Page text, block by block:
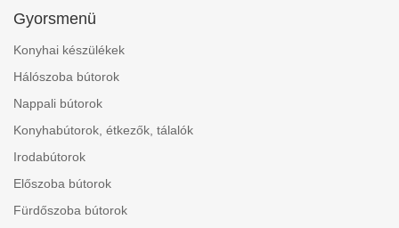
Gyorsmenü
Konyhai készülékek
Hálószoba bútorok
Nappali bútorok
Konyhabútorok, étkezők, tálalók
Irodabútorok
Előszoba bútorok
Fürdőszoba bútorok